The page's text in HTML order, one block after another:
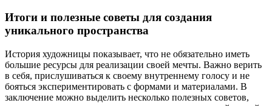
Итоги и полезные советы для создания
уникального пространства
История художницы показывает, что не обязательно иметь
большие ресурсы для реализации своей мечты. Важно верить
в себя, прислушиваться к своему внутреннему голосу и не
бояться экспериментировать с формами и материалами. В
заключение можно выделить несколько полезных советов,